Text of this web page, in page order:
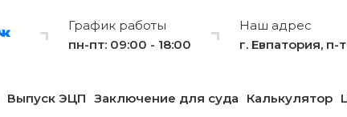
График работы
пн-пт: 09:00 - 18:00
Наш адрес
г. Евпатория,
Выпуск ЭЦП Заключение для суда Калькулятор